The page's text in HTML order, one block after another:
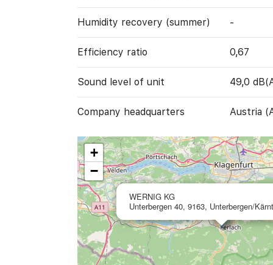
Humidity recovery (summer) -
Efficiency ratio 0,67
Sound level of unit 49,0
Company headquarters Austria
WERNIG KG
Unterbergen 40, 9163, Unterbergen/
+
−